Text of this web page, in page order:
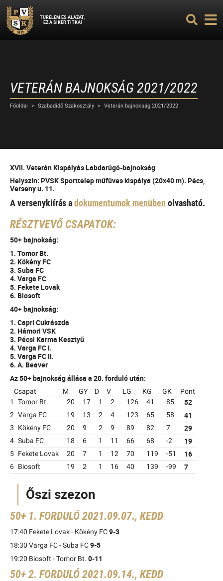
TÜRELEM ÉS ALÁZAT,
EZ A SIKER TITKA!
VETERÁN BAJNOKSÁG 2021/2022
Főoldal > Szabadidő Szakosztály > Veterán bajnokság 2021/2022
XVII. Veterán Kispályás Labdarúgó-bajnokság
Helyszín: PVSK Sporttelep műfüves kispálya (20x40 m). Pécs,
Verseny u. 11.
A versenykiírás adokumentumok menüben olvasható.
RÉSZTVEVŐ CSAPATOK:
50+ bajnokság:
1. Tomor Bt.
2. Kökény FC
3. Suba FC
4. Varga FC
5. Fekete Lovak
6. Biosoft
40+ bajnokság:
1. Capri Cukrászda
2. Hámori VSK
3. Pécsi Karma Kesztyű
4. Varga FC I.
5. Varga FC II.
6. A. Beaver
Az 50+ bajnokság állása a 20. forduló után:
Csapat M GY D V LG KG GK
Pont
1
Tomor Bt. 20 17 1 2 126 41 85 52
2 Varga FC 19 13 2 4 123 65 58 41
3 Kökény FC 20 9 2 9 89 82 7 29
4 Suba FC 18 6 1 11 66 68 -2 19
5 Fekete Lovak 20 7 1 12 70 119 -51 16
6 Biosoft 19 2 1 16 40 139 -99 7
Őszi szezon
50+ 1. FORDULÓ 2021.09.07., KEDD
17:40 Fekete Lovak - Kökény FC9-3
18:30 Varga FC - Suba FC9-5
19:20 Biosoft - Tomor Bt. 0-11
50+ 2. FORDULÓ 2021.09.14., KEDD